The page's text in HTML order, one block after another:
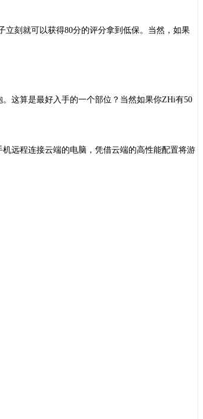
立刻就可以获得80分的评分拿到低保。当然，如果
这算是最好入手的一个部位？当然如果你ZHi有50
机远程连接云端的电脑，凭借云端的高性能配置将游